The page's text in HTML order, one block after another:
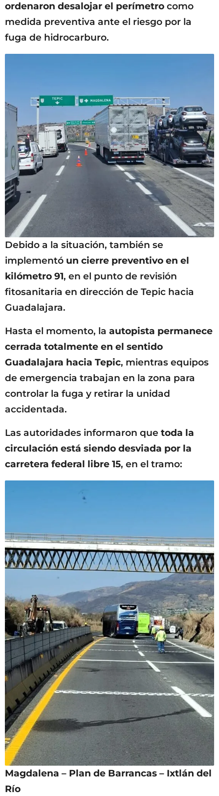
ordenaron desalojar el perímetro como
medida preventiva ante el riesgo por la
fuga de hidrocarburo.
Debido a la situación, también se
implementó un cierre preventivo en el
kilómetro 91, en el punto de revisión
fitosanitaria en dirección de Tepic hacia
Guadalajara.
Hasta el momento, la autopista permanece
cerrada totalmente en el sentido
Guadalajara hacia Tepic, mientras equipos
de emergencia trabajan en la zona para
controlar la fuga y retirar la unidad
accidentada.
Las autoridades informaron que toda la
circulación está siendo desviada por la
carretera federal libre 15, en el tramo:
Magdalena – Plan de Barrancas – Ixtlán del
Río